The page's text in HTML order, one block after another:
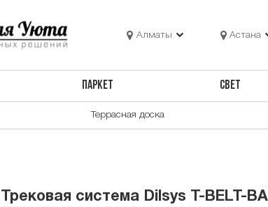
Алматы Астана
ПАРКЕТ СВЕТ
Террасная доска
Трековая система Dilsys T-BELT-